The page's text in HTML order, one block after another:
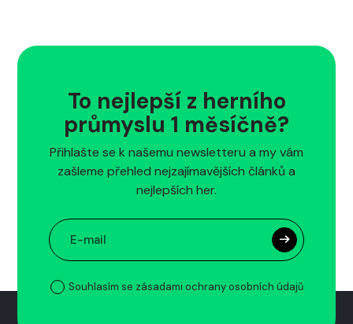
To nejlepší z herního
průmyslu 1 měsíčně?
Přihlašte se k našemu newsletteru a my vám
zašleme přehled nejzajímavějších článků a
nejlepších her.
Souhlasím se zásadami ochrany osobních údajů